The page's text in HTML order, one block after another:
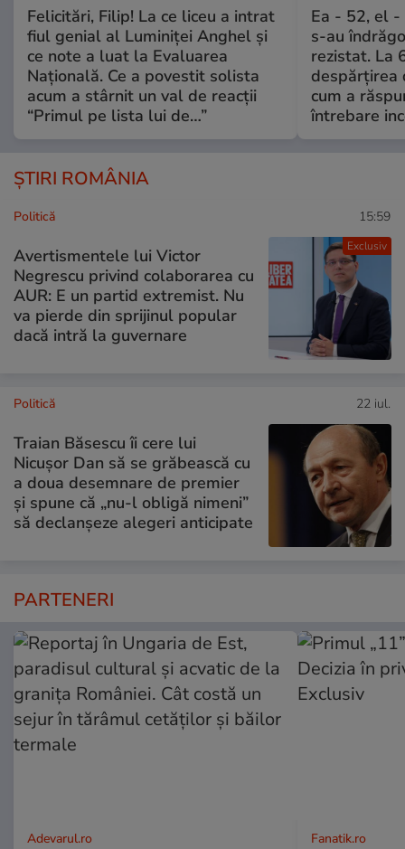
Felicitări, Filip! La ce liceu a intrat
fiul genial al Luminiței Anghel și
ce note a luat la Evaluarea
Națională. Ce a povestit solista
acum a stârnit un val de reacții
“Primul pe lista lui de…”
Ea - 52, el -
s-au
rezistat. La
despărțirea
cum a
întrebare
ȘTIRI ROMÂNIA
Exclusiv
Politică 15:59
Avertismentele lui Victor
Negrescu privind colaborarea cu
AUR: E un partid extremist. Nu
va pierde din sprijinul popular
dacă intră la guvernare
Politică 22 iul.
Traian Băsescu îi cere lui
Nicușor Dan să se grăbească cu
a doua desemnare de premier
și spune că „nu-l obligă nimeni”
să declanșeze alegeri anticipate
PARTENERI
Adevarul.ro Fanatik.ro